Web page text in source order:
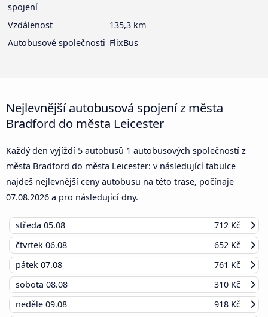
spojení
Vzdálenost
135,3 km
Autobusové společnosti FlixBus
Nejlevnější autobusová spojení z města
Bradford do města Leicester
Každý den vyjíždí 5 autobusů 1 autobusových společností z
města Bradford do města Leicester: v následující tabulce
najdeš nejlevnější ceny autobusu na této trase, počínaje
07.08.2026 a pro následující dny.
středa 05.08
712 Kč
čtvrtek 06.08
652 Kč
pátek 07.08
761 Kč
sobota 08.08
310 Kč
neděle 09.08
918 Kč